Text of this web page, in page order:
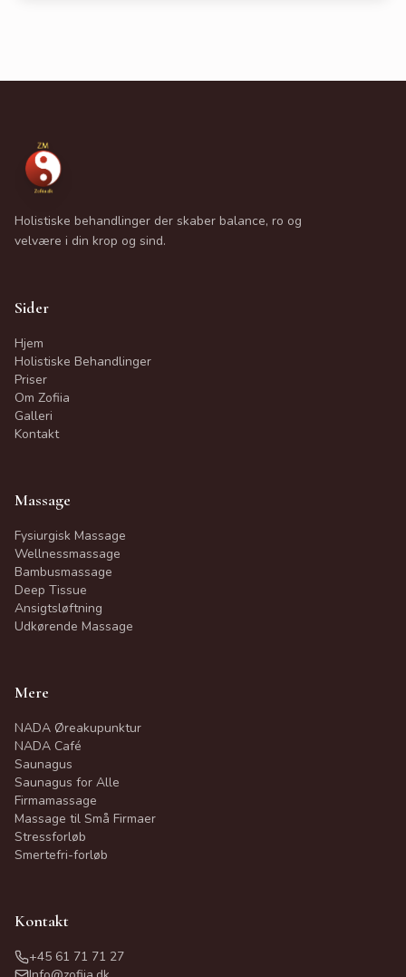
Holistiske behandlinger der skaber balance, ro og
velvære i din krop og sind.
Sider
Hjem
Holistiske Behandlinger
Priser
Om Zofiia
Galleri
Kontakt
Massage
Fysiurgisk Massage
Wellnessmassage
Bambusmassage
Deep Tissue
Ansigtsløftning
Udkørende Massage
Mere
NADA Øreakupunktur
NADA Café
Saunagus
Saunagus for Alle
Firmamassage
Massage til Små Firmaer
Stressforløb
Smertefri-forløb
Kontakt
+45 61 71 71 27